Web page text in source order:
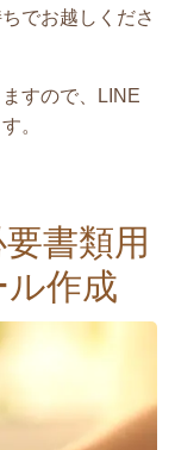
でお越しくださ
すので、LINE
。
書類用
作成